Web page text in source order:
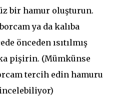
bir hamur oluşturun.
ya da kalıba
önceden ısıtılmış
pişirin. (Mümkünse
tercih edin hamuru